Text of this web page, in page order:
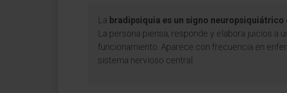
La bradipsiquia es un signo
La persona piensa, responde y elabora juicios a
funcionamiento. Aparece con frecuencia en
sistema nervioso central.